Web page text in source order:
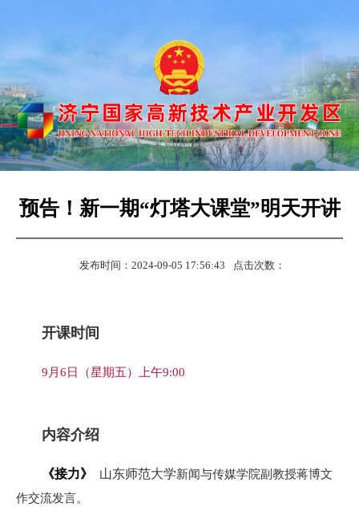
预告！新一期“灯塔大课堂”明天开讲
发布时间：2024-09-05 17:56:43 点击次数：
开课时间
9月6日（星期五）上午9:00
内容介绍
《接力》 山东师范大学新闻与传媒学院副教授蒋博文
作交流发言。